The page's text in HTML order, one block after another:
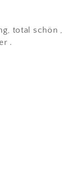
Tolle Deko, mit viel Liebe zum
Detail verpackt:)